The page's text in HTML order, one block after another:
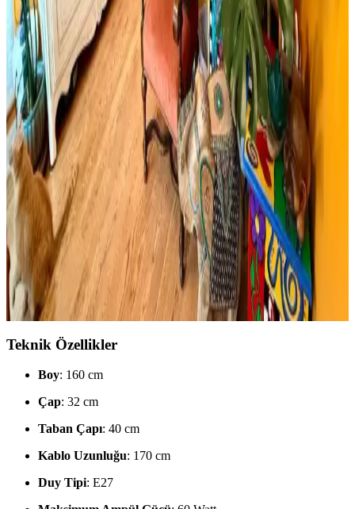
Cadence Mermer Efekti Gümüş: Dekorasyonda Yeni
Trend ve Bilgi Eksikliği
Cadence mermer efekti gümüş ifadesi dekorasyonda yeni bir trend
olarak öne çıkıyor ancak mevcut arama sonuçlarında somut bilgi
bulunmuyor. Mermer ve gümüş tonları dekorasyonda şıklık sağlar.
Viscotex Hard Serenity ve Lif Kılıflı Hava Kanallı
Visco Yastık Karşılaştırması
İki visco yastık modeli, boyut, sertlik ve kullanıcı geri bildirimleriyle
detaylı karşılaştırıldı. Hard Serenity yüksek sertlik ve boyun desteği
sağlarken, Lif Kılıflı yumuşaklık ve konfor sunuyor.
Boho Maksimalist Oturma Odası Tasarımında
Bitkiler ve Renklerin Rolü
Boho maksimalist oturma odasında turuncu duvarlar, kültürel
maskeler, canlı bitkiler ve doğru halı seçimiyle sıcak, dengeli ve
estetik bir yaşam alanı oluşturuluyor.
Teknik Özellikler
Boy: 160 cm
Çap: 32 cm
Taban Çapı: 40 cm
Kablo Uzunluğu: 170 cm
Duy Tipi: E27